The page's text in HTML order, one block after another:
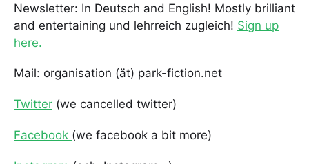
Newsletter: In Deutsch and English! Mostly brilliant
and entertaining und lehrreich zugleich! Sign up
here.
Mail: organisation (ät) park-fiction.net
Twitter (we cancelled twitter)
Facebook (we facebook a bit more)